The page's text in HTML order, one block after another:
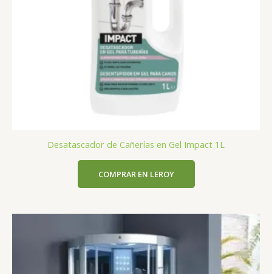
Desatascador de Cañerías en Gel Impact 1L
COMPRAR EN LEROY